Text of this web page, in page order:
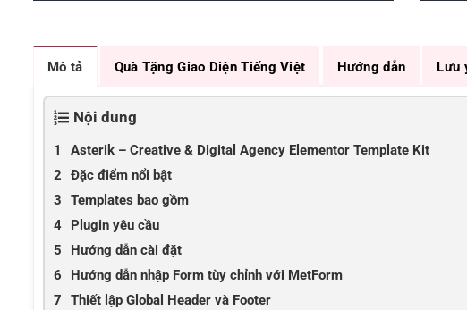
Mô tả Quà Tặng Giao Diện Tiếng Việt Hướng dẫn Lưu
Nội dung
Asterik – Creative & Digital Agency Elementor Template Kit
Đặc điểm nổi bật
Templates bao gồm
Plugin yêu cầu
Hướng dẫn cài đặt
Hướng dẫn nhập Form tùy chỉnh với MetForm
Thiết lập Global Header và Footer